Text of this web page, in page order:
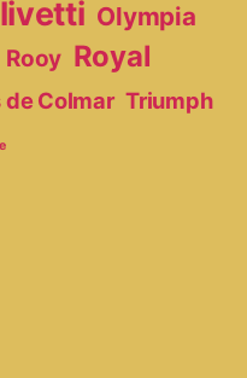
Olympia
Rooy Royal
de Colmar Triumph